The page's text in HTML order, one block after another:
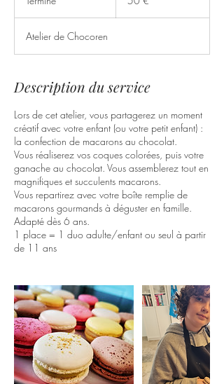
m
i
é
Atelier de Chocoren
Description du service
Lors de cet atelier, vous partagerez un moment
créatif avec votre enfant (ou votre petit enfant) :
la confection de macarons au chocolat.
Vous réaliserez vos coques colorées, puis votre
ganache au chocolat. Vous assemblerez tout en
magnifiques et succulents macarons.
Vous repartirez avec votre boîte remplie de
macarons gourmands à déguster en famille.
Adapté dès 6 ans.
1 place = 1 duo adulte/enfant ou seul à partir
de 11 ans